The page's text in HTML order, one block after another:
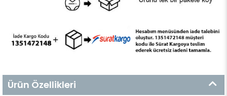
Ürün Özellikleri